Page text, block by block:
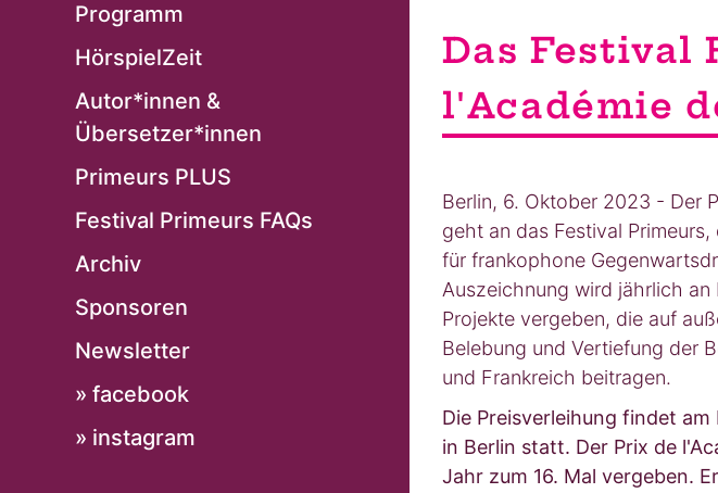
Programm
HörspielZeit
Autor*innen &
Übersetzer*innen
Primeurs PLUS
Festival Primeurs FAQs
Archiv
Sponsoren
Newsletter
» facebook
» instagram
Das Festival
l'Académie
Berlin, 6. Oktober 2023 - Der
geht an das Festival
für frankophone
Auszeichnung wird jährlich
Projekte vergeben, die auf
Belebung und Vertiefung der
und Frankreich beitragen.
Die Preisverleihung findet
in Berlin statt. Der Prix de
Jahr zum 16. Mal vergeben.